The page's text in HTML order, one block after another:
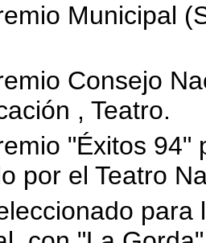
Municipal
Consejo
, Teatro.
"Éxitos 94"
por el Teatro